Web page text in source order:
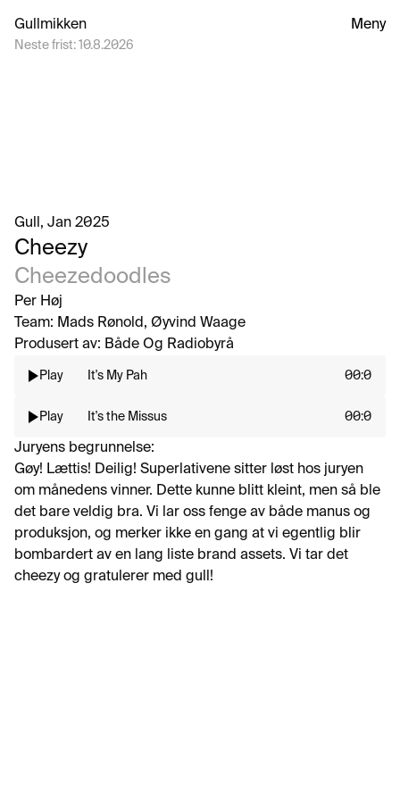
Gullmikken
Neste frist: 10.8.2026
Meny
Gull , Jan 2025
Cheezy
Cheezedoodles
Juryens begrunnelse:
Gøy! Lættis! Deilig! Superlativene sitter løst hos juryen
om månedens vinner. Dette kunne blitt kleint, men så ble
det bare veldig bra. Vi lar oss fenge av både manus og
produksjon, og merker ikke en gang at vi egentlig blir
bombardert av en lang liste brand assets. Vi tar det
cheezy og gratulerer med gull!
Per Høj
Team: Mads Rønold, Øyvind Waage
Produsert av: Både Og Radiobyrå
Play It's My Pah 00:0
Play It's the Missus 00:0